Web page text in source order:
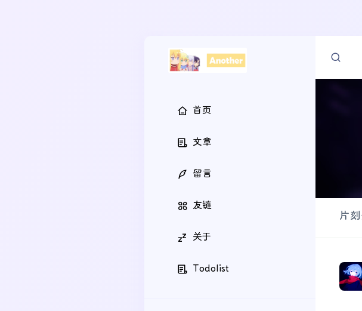
首页
文章
留言
友链
关于
Todolist
片刻